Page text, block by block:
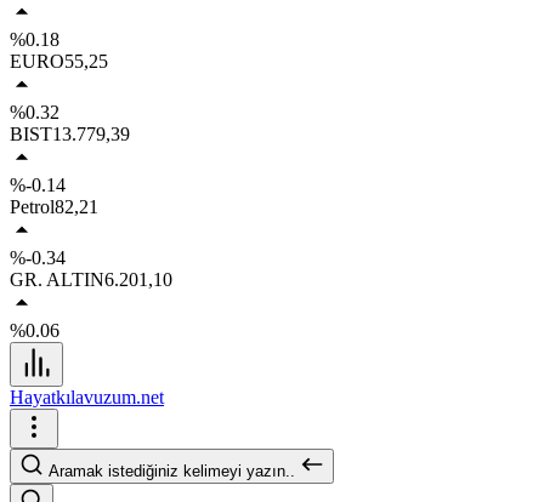
%0.18
EURO55,25
%0.32
BIST13.779,39
%-0.14
Petrol82,21
%-0.34
GR. ALTIN6.201,10
%0.06
Hayatkılavuzum.net
Aramak istediğiniz kelimeyi yazın..